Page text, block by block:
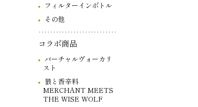
フィルターインボトル
その他
コラボ商品
バーチャルヴォーカリ
スト
狼と香辛料
MERCHANT MEETS
THE WISE WOLF